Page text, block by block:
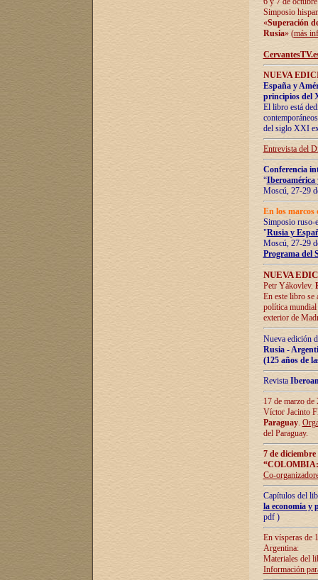
Simposio
«Superación
Rusia» (más
NUEVA
España y
principios del
El libro está
del siglo XXI
Entrevista del
Conferencia
“Iberoamérica
Moscú, 27-29
En los marcos
Simposio ruso-
"Rusia y
Moscú, 27-29
Programa del
NUEVA
Petr Yákovlev.
En este libro se
política mundial
exterior de
Nueva edición
Rusia -
(125 años de
Revista
17 de marzo
Víctor Jacinto
Paraguay.
del Paraguay.
7 de
Co-
Capítulos del
la economía y
pdf )
En vísperas de
Argentina:
Materiales del
Información